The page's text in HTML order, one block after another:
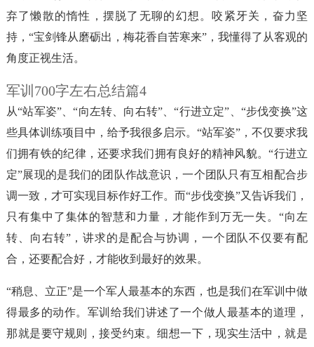
弃了懒散的惰性，摆脱了无聊的幻想。咬紧牙关，奋力坚
持，“宝剑锋从磨砺出，梅花香自苦寒来”，我懂得了从客观的
角度正视生活。
军训700字左右总结篇4
从“站军姿”、“向左转、向右转”、“行进立定”、“步伐变换”这
些具体训练项目中，给予我很多启示。“站军姿”，不仅要求我
们拥有铁的纪律，还要求我们拥有良好的精神风貌。“行进立
定”展现的是我们的团队作战意识，一个团队只有互相配合步
调一致，才可实现目标作好工作。而“步伐变换”又告诉我们，
只有集中了集体的智慧和力量，才能作到万无一失。“向左
转、向右转”，讲求的是配合与协调，一个团队不仅要有配
合，还要配合好，才能收到最好的效果。
“稍息、立正”是一个军人最基本的东西，也是我们在军训中做
得最多的动作。军训给我们讲述了一个做人最基本的道理，
那就是要守规则，接受约束。细想一下，现实生活中，就是